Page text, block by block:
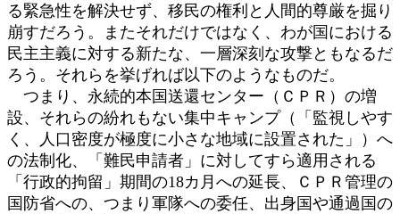
る緊急性を解決せず、移民の権利と人間的尊厳を掘り
崩すだろう。またそれだけではなく、わが国における
民主主義に対する新たな、一層深刻な攻撃ともなるだ
ろう。それらを挙げれば以下のようなものだ。
つまり、永続的本国送還センター（ＣＰＲ）の増
設、それらの紛れもない集中キャンプ（「監視しやす
く、人口密度が極度に小さな地域に設置された」）へ
の法制化、「難民申請者」に対してすら適用される
「行政的拘留」期間の18カ月への延長、ＣＰＲ管理の
国防省への、つまり軍隊への委任、出身国や通過国の